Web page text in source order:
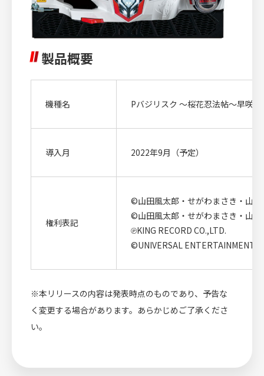
製品概要
機種名 Pバジリスク ～桜花忍法帖～早咲
導入月 2022年9月（予定）
権利表記
©山田風太郎・せがわまさき・山田
©山田風太郎・せがわまさき・山
℗KING RECORD CO.,LTD.
©UNIVERSAL ENTERTAINMENT
※本リリースの内容は発表時点のものであり、予告な
く変更する場合があります。あらかじめご了承くださ
い。